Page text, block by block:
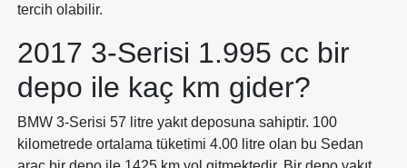
tercih olabilir.
2017 3-Serisi 1.995 cc bir
depo ile kaç km gider?
BMW 3-Serisi 57 litre yakıt deposuna sahiptir. 100
kilometrede ortalama tüketimi 4.00 litre olan bu Sedan